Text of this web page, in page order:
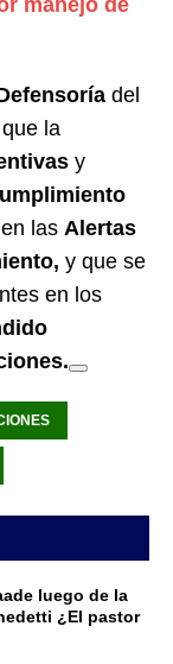
manejo de
del
la
y
las Alertas
y que se
en los
luego de la
¿El pastor